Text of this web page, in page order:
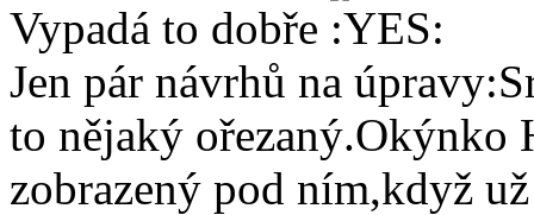
Vypadá to dobře
Jen pár návrhů na
to nějaký ořezaný.Okýnko
zobrazený pod ním,když